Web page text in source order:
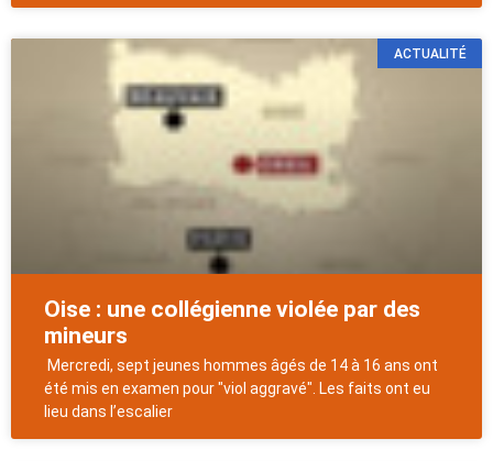
ACTUALITÉ
Oise : une collégienne violée par des
mineurs
Mercredi, sept jeunes hommes âgés de 14 à 16 ans ont
été mis en examen pour "viol aggravé". Les faits ont eu
lieu dans l’escalier